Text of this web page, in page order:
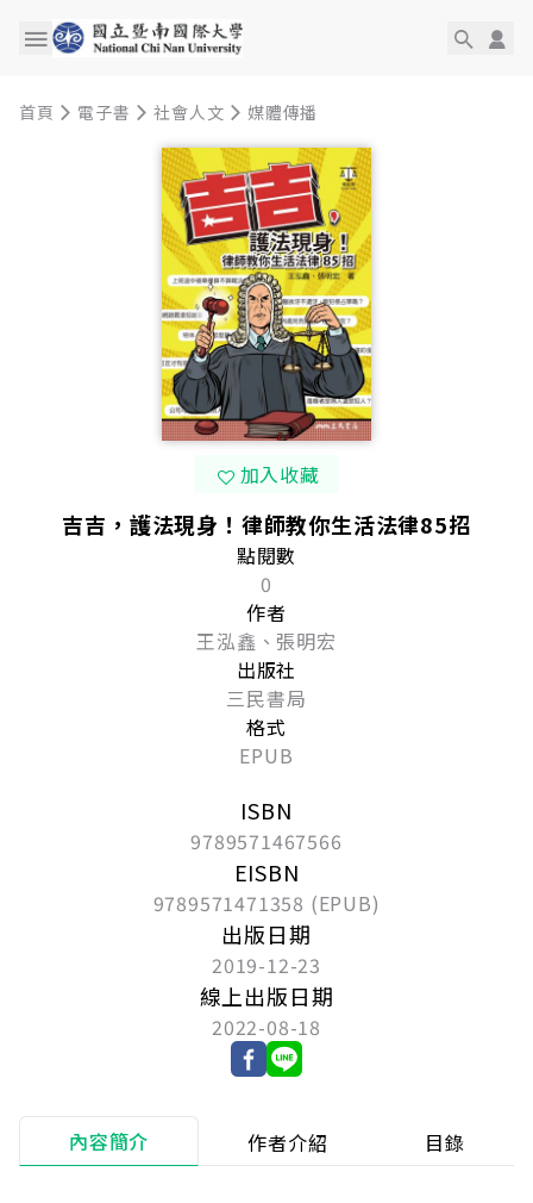
首頁 電子書 社會人文 媒體傳播
加入收藏
吉吉，護法現身！律師教你生活法律85招
點閱數
0
作者
王泓鑫、張明宏
出版社
三民書局
格式
EPUB
ISBN
9789571467566
EISBN
9789571471358 (EPUB)
出版日期
2019-12-23
線上出版日期
2022-08-18
內容簡介 作者介紹 目錄